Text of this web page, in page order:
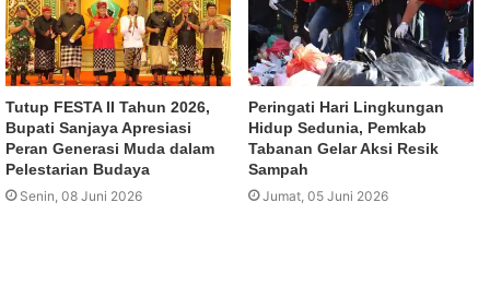
Tutup FESTA II Tahun 2026,
Bupati Sanjaya Apresiasi
Peran Generasi Muda dalam
Pelestarian Budaya
Senin, 08 Juni 2026
Peringati Hari Lingkungan
Hidup Sedunia, Pemkab
Tabanan Gelar Aksi Resik
Sampah
Jumat, 05 Juni 2026